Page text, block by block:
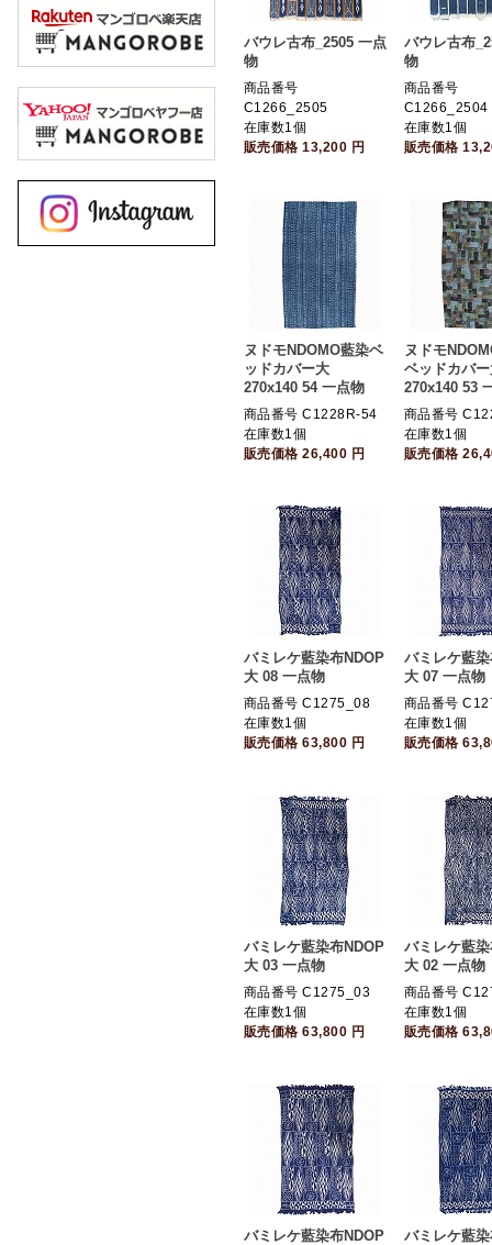
バウレ古布_2505 一点
物
商品番号
C1266_2505
在庫数1個
販売価格13,200 円
バウレ古布
物
商品番号
C1266_2504
在庫数1個
販売価格
ヌドモNDOMO藍染ベ
ッドカバー大
270x140 54 一点物
商品番号 C1228R-54
在庫数1個
販売価格26,400 円
ヌドモ
ベッドカバ
270x140 53
商品番号
在庫数1個
販売価格
バミレケ藍染布NDOP
大 08 一点物
商品番号 C1275_08
在庫数1個
販売価格63,800 円
バミレケ藍
大 07 一点物
商品番号
在庫数1個
販売価格
バミレケ藍染布NDOP
大 03 一点物
商品番号 C1275_03
在庫数1個
販売価格63,800 円
バミレケ藍
大 02 一点物
商品番号
在庫数1個
販売価格
バミレケ藍染布NDOP
バミレケ藍